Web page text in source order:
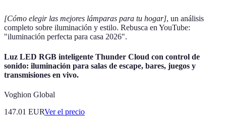
[Cómo elegir las mejores lámparas para tu hogar], un análisis
completo sobre iluminación y estilo. Rebusca en YouTube:
"iluminación perfecta para casa 2026".
Luz LED RGB inteligente Thunder Cloud con control de
sonido: iluminación para salas de escape, bares, juegos y
transmisiones en vivo.
Voghion Global
147.01 EURVer el precio